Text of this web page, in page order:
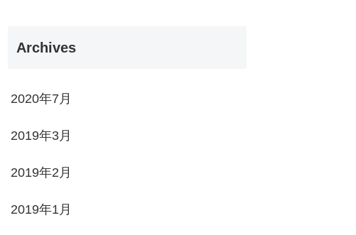
Archives
2020年7月
2019年3月
2019年2月
2019年1月